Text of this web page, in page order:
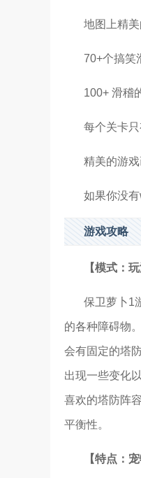
地图上精
70+个搞笑
100+ 滑稽
每个关卡
精美的游
如果你没
游戏攻略
【模式：
保卫萝卜1
的各种障碍物
会有固定的塔
出现一些变化
喜欢的塔防阵
平衡性。
【特点：